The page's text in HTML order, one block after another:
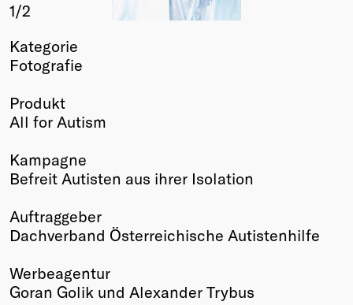
Membership
Members
Young Creatives
Winners
Past
Annual
1/2
Kategorie
Fotografie
Produkt
All for Autism
Kampagne
Befreit Autisten aus ihrer Isolation
Auftraggeber
Dachverband Österreichische Autistenhilfe
Werbeagentur
Goran Golik und Alexander Trybus